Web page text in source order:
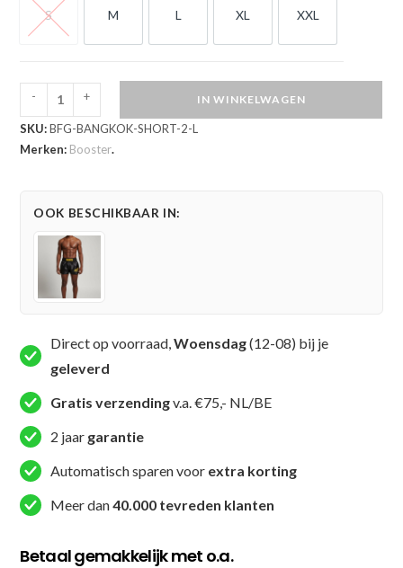
S
S
M L XL XXL
Booster
Bangkok
Muay
BANGKOK
SHORT
- + IN WINKELWAGEN
SKU:BFG-BANGKOK-SHORT-2-L
Merken: Booster.
OOK BESCHIKBAAR IN:
Direct op voorraad,Woensdag(12-08) bij je
geleverd
Gratis verzendingv.a. €75,- NL/BE
2 jaar garantie
Automatisch sparen voor extra korting
Meer dan40.000 tevreden klanten
Betaal gemakkelijk met o.a.